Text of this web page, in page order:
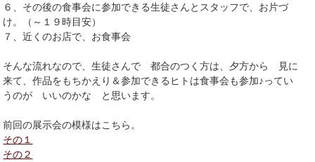
６、その後の食事会に参加できる生徒さんとスタッフで、お片づ
け。（～１９時目安）
７、近くのお店で、お食事会
そんな流れなので、生徒さんで 都合のつく方は、夕方から 見に
来て、作品をもちかえり＆参加できるヒトは食事会も参加♪ってい
うのが いいのかな と思います。
前回の展示会の模様はこちら。
その１
その２